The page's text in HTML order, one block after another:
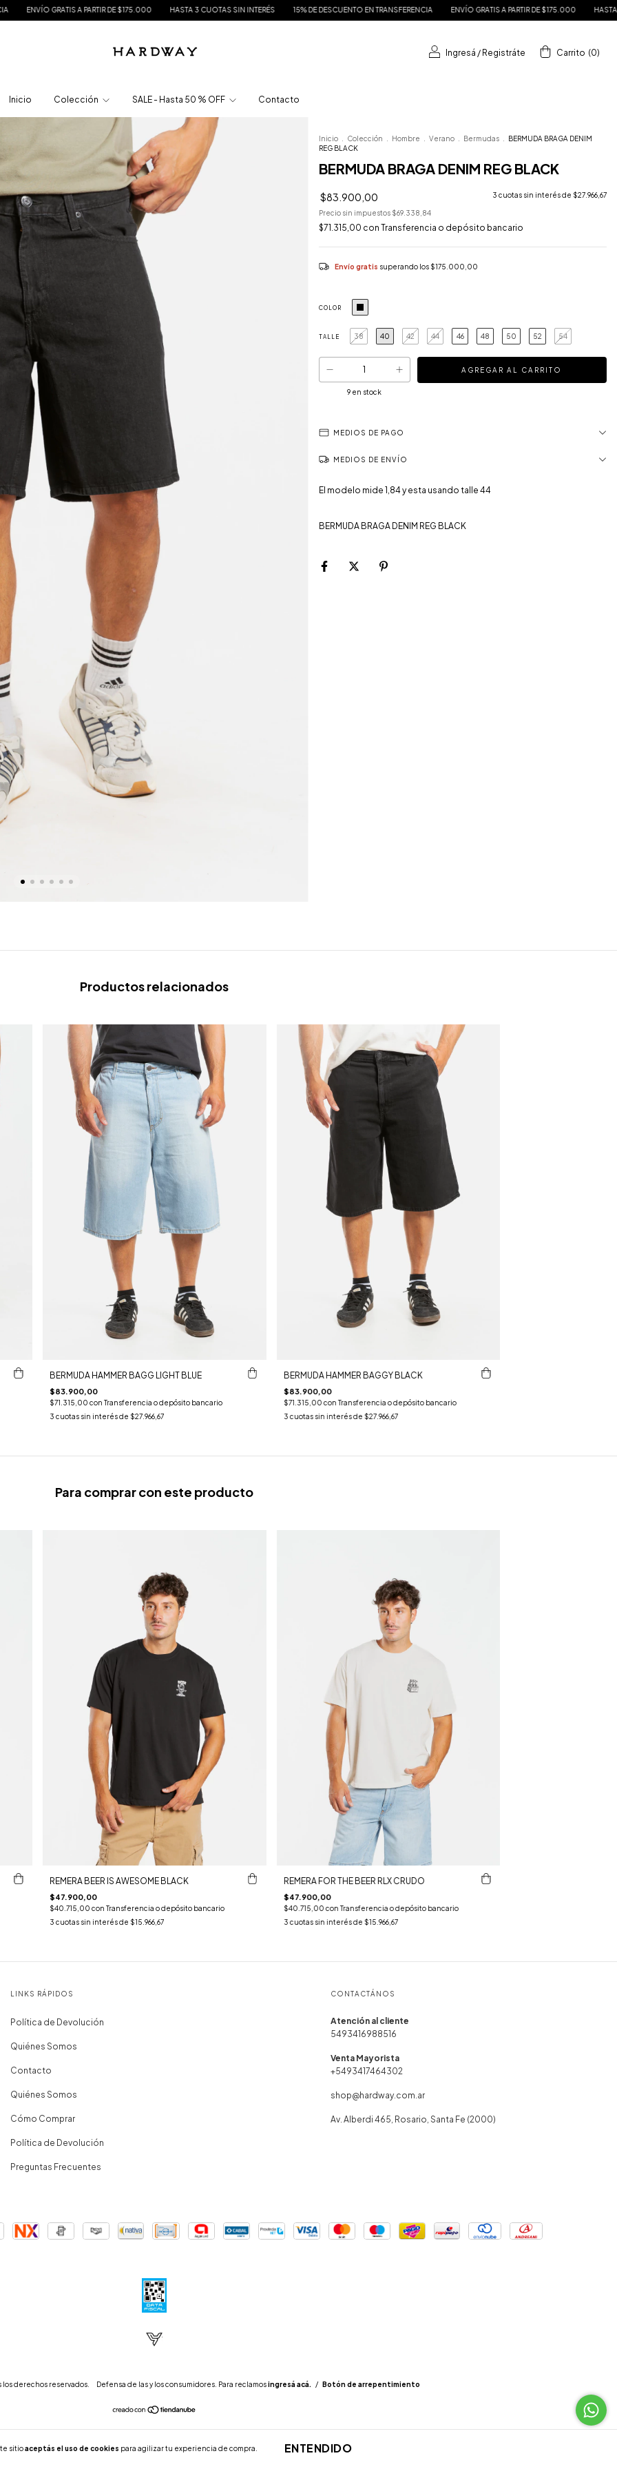
DE $175.000 HASTA 3 CUOTAS SIN INTERÉS 15% DE DESCUENTO EN TRANSFERENCIA ENVÍO GRATIS A PARTIR DE $175.000 HASTA 3 CUOTAS SIN INTERÉS
Ingresá / Registráte Carrito (0)
Inicio Colección SALE - Hasta 50 % OFF Contacto
sitioaceptás el uso de cookies para agilizar tu experiencia de compra. ENTENDIDO
Inicio Colección Hombre Verano Bermudas
BERMUDA BRAGA DENIM
REG BLACK
BERMUDA BRAGA DENIM REG BLACK
$83.900,00 3 cuotas sin interés de $27.966,67
Precio sin impuestos $69.338,84
$71.315,00 con Transferencia o depósito bancario
Envío gratis superando los $175.000,00
COLOR
TALLE 38 40 42 44 46 48 50 52 54
9 en stock
MEDIOS DE PAGO
MEDIOS DE ENVÍO
El modelo mide 1,84 y esta usando talle 44
BERMUDA BRAGA DENIM REG BLACK
Productos relacionados
BERMUDA HAMMER BAGG LIGHT BLUE
$83.900,00
$71.315,00 con Transferencia o depósito bancario
3 cuotas sin interés de $27.966,67
BERMUDA HAMMER BAGGY BLACK
$83.900,00
$71.315,00conTransferencia o depósito bancario
3cuotas sin interés de $27.966,67
Para comprar con este producto
REMERA BEER IS AWESOME BLACK
$47.900,00
$40.715,00 con Transferencia o depósito bancario
3 cuotas sin interés de $15.966,67
REMERA FOR THE BEER RLX CRUDO
$47.900,00
$40.715,00conTransferencia o depósito bancario
3cuotas sin interés de $15.966,67
LINKS RÁPIDOS
Política de Devolución
Quiénes Somos
Contacto
Quiénes Somos
Cómo Comprar
Política de Devolución
Preguntas Frecuentes
CONTACTÁNOS
5493416988516
+5493417464302
shop@hardway.com.ar
Av. Alberdi 465, Rosario, Santa Fe (2000)
los derechos reservados. Defensa de las y los consumidores. Para reclamosingresá acá. / Botón de arrepentimiento